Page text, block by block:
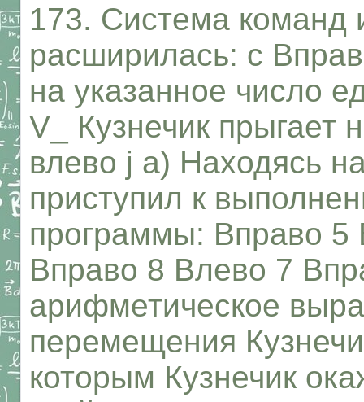
173. Система команд
расширилась: с
на указанное число
V_ Кузнечик прыгает
влево j а) Находясь
приступил к
программы: Вправо 5
Вправо 8 Влево 7
арифметическое
перемещения
которым Кузнечик